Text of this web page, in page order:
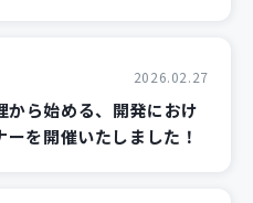
2026.02.27
から始める、開発におけ
を開催いたしました！